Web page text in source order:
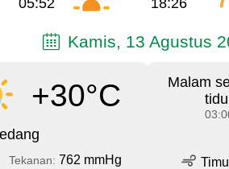
05:52 18:26
Kamis, 13 Agustus
+30°C
Tekanan: 762 mmHg
Malam